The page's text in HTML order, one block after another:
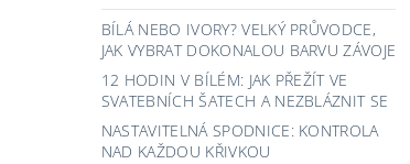
BÍLÁ NEBO IVORY? VELKÝ PRŮVODCE,
JAK VYBRAT DOKONALOU BARVU ZÁVOJE
12 HODIN V BÍLÉM: JAK PŘEŽÍT VE
SVATEBNÍCH ŠATECH A NEZBLÁZNIT SE
NASTAVITELNÁ SPODNICE: KONTROLA
NAD KAŽDOU KŘIVKOU